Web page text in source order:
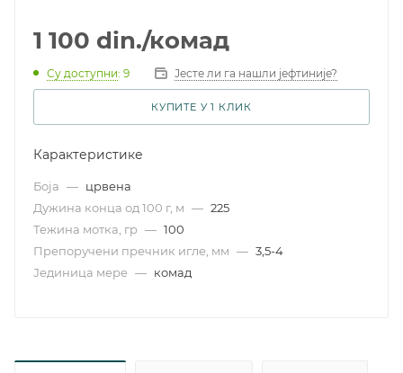
1 100 din./комад
Су доступни: 9 Јесте ли га нашли јефтиније?
КУПИТЕ У 1 КЛИК
Карактеристике
Боја — црвена
Дужина конца од 100 г, м — 225
Тежина мотка, гр — 100
Препоручени пречник игле, мм — 3,5-4
Јединица мере — комад